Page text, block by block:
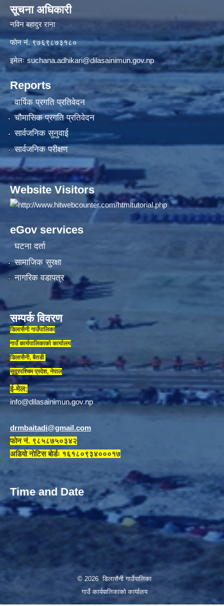
सूचना अधिकारी
नविन बहादुर राना
फाेन नं. ९७६९८७३१८०
इमेलःsuchana.adhikari@dilasainimun.gov.np
Reports
वार्षिक प्रगति प्रतिवेदन
चौमासिक प्रगति प्रतिवेदन
सार्वजनिक सुनुवाई
सार्वजनिक परीक्षण
Website Visitors
eGov services
घटना दर्ता
सामाजिक सुरक्षा
नागरिक वडापत्र
सम्पर्क विवरण
डिलासैनी गाउँपालिका
गाउँ कार्यपालिकाकाे कार्यालय
डिलासैनी, बैतडी
सुदूरपश्चिम प्रदेश, नेपाल
ई-मेल:
info@dilasainimun.gov.np
drmbaitadi@gmail.com
फोन नं. ९८५८७५०३४२
अडियाे नाेटिस बाेर्डः १६१८०९३४०००१७
Time and Date
© 2026 डिलासैनी गाउँपालिका
गाउँ कार्यपालिकाको कार्यालय